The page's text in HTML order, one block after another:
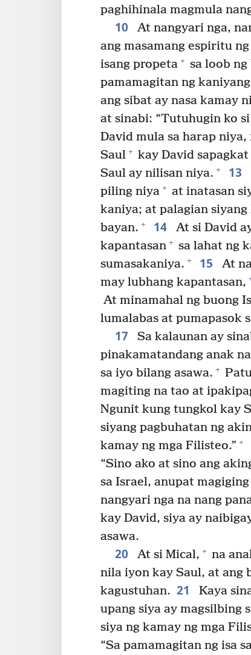
paghihinala magmula
10 At nangyari nga,
ang masamang espiritu
isang propeta + sa loob
pamamagitan ng
ang sibat ay nasa kamay
at sinabi: “Tutuhugin ko
David mula sa harap
Saul + kay David
Saul ay nilisan niya. + 13
piling niya + at inatasan
kaniya; at palagian
bayan. + 14
At si David
kapantasan + sa lahat ng
sumasakaniya. + 15
At
may lubhang kapantasan,
At minamahal ng buong
lumalabas at pumapasok
17
Sa kalaunan ay
pinakamatandang anak
sa iyo bilang asawa. +
magiting na tao at
Ngunit kung tungkol kay
siyang pagbuhatan ng
kamay ng mga Filisteo.” +
“Sino ako at sino ang
sa Israel, anupat
nangyari nga na nang
kay David, siya ay
asawa.
20 At si Mical, + na
nila iyon kay Saul, at ang
kagustuhan. 21
Kaya
upang siya ay magsilbing
siya ng kamay ng mga
“Sa pamamagitan ng isa